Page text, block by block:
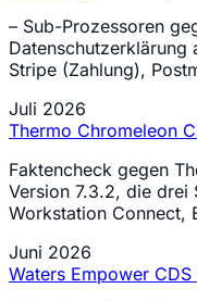
– Sub-Prozessoren
Datenschutzerklärung
Stripe (Zahlung),
Juli 2026
Thermo Chromeleon
Faktencheck gegen
Version 7.3.2, die drei
Workstation Connect,
Juni 2026
Waters Empower CDS